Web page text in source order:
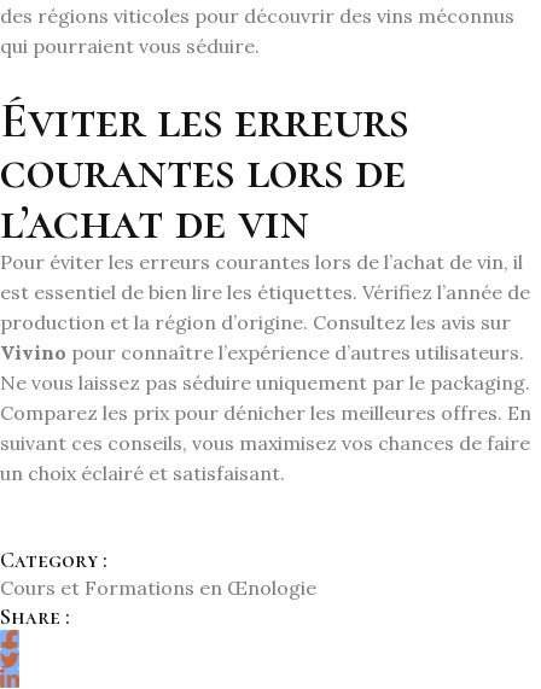
des régions viticoles pour découvrir des vins méconnus
qui pourraient vous séduire.
Éviter les erreurs
courantes lors de
l’achat de vin
Pour éviter les erreurs courantes lors de l’achat de vin, il
est essentiel de bien lire les étiquettes. Vérifiez l’année de
production et la région d’origine. Consultez les avis sur
Vivino pour connaître l’expérience d’autres utilisateurs.
Ne vous laissez pas séduire uniquement par le packaging.
Comparez les prix pour dénicher les meilleures offres. En
suivant ces conseils, vous maximisez vos chances de faire
un choix éclairé et satisfaisant.
Category :
Cours et Formations en Œnologie
Share :